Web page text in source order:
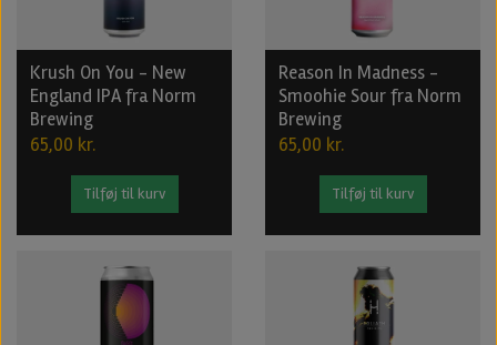
Krush On You - New
England IPA fra Norm
Brewing
65,00 kr.
Tilføj til kurv
Reason In Madness -
Smoohie Sour fra Norm
Brewing
65,00 kr.
Tilføj til kurv